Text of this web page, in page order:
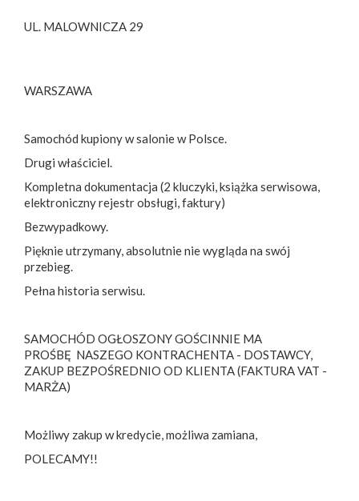
UL. MALOWNICZA 29
WARSZAWA
Samochód kupiony w salonie w Polsce.
Drugi właściciel.
Kompletna dokumentacja (2 kluczyki, książka serwisowa,
elektroniczny rejestr obsługi, faktury)
Bezwypadkowy.
Pięknie utrzymany, absolutnie nie wygląda na swój
przebieg.
Pełna historia serwisu.
SAMOCHÓD OGŁOSZONY GOŚCINNIE MA
PROŚBĘ NASZEGO KONTRACHENTA - DOSTAWCY,
ZAKUP BEZPOŚREDNIO OD KLIENTA (FAKTURA VAT -
MARŻA)
Możliwy zakup w kredycie, możliwa zamiana,
POLECAMY!!